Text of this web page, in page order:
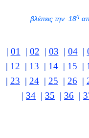
βλέπεις την 18η
| 01 | 02 | 03 | 04|
| 12 | 13 | 14 | 15 |
| 23 | 24 | 25 | 26 |
| 34 | 35 | 36 |